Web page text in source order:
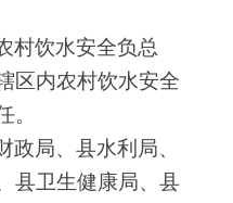
村饮水安全负总
区内农村饮水安全
。
政局、县水利局、
县卫生健康局、县